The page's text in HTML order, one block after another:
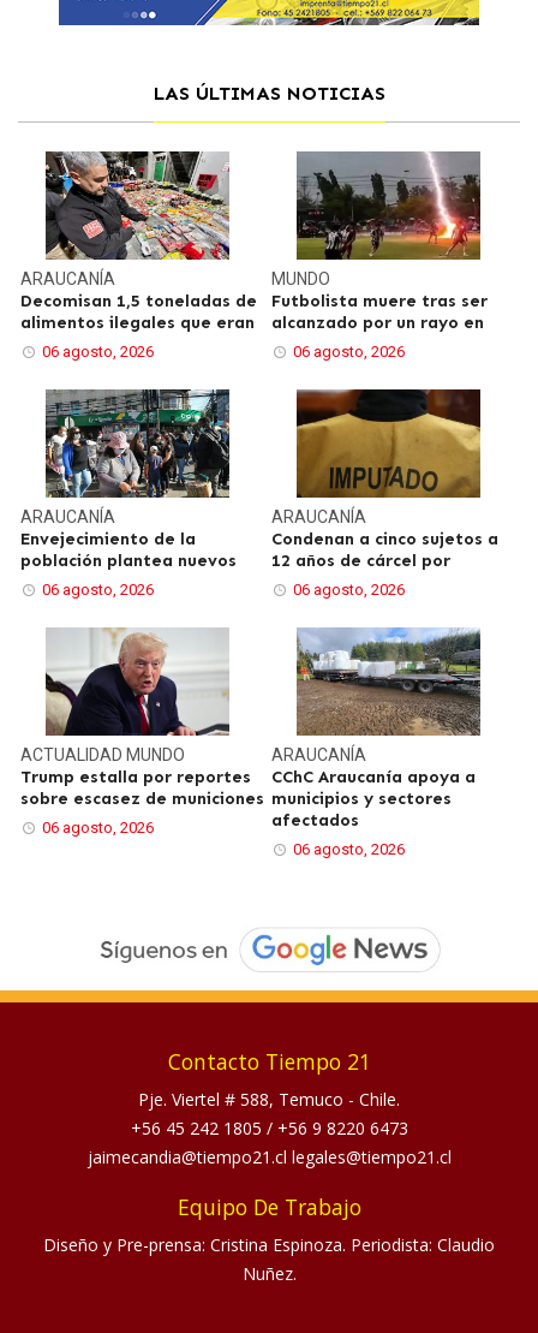
LAS ÚLTIMAS NOTICIAS
ARAUCANÍA
Decomisan 1,5 toneladas de
alimentos ilegales que eran
06 agosto, 2026
MUNDO
Futbolista muere tras ser
alcanzado por un rayo en
06 agosto, 2026
ARAUCANÍA
Envejecimiento de la
población plantea nuevos
06 agosto, 2026
ARAUCANÍA
Condenan a cinco sujetos a
12 años de cárcel por
06 agosto, 2026
ACTUALIDAD MUNDO
Trump estalla por reportes
sobre escasez de municiones
06 agosto, 2026
ARAUCANÍA
CChC Araucanía apoya a
municipios y sectores
afectados
06 agosto, 2026
Contacto Tiempo 21
Pje. Viertel # 588, Temuco - Chile.
+56 45 242 1805 / +56 9 8220 6473
jaimecandia@tiempo21.cl legales@tiempo21.cl
Equipo De Trabajo
Diseño y Pre-prensa: Cristina Espinoza. Periodista: Claudio
Nuñez.